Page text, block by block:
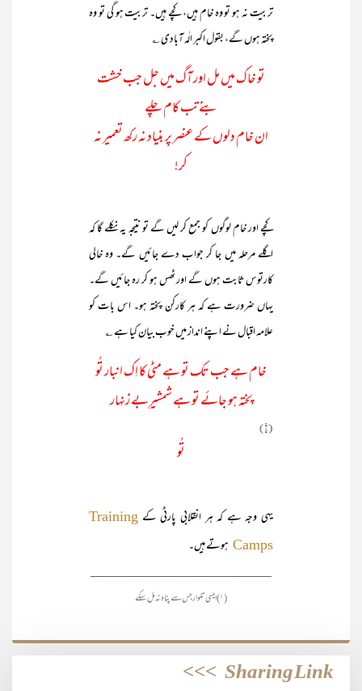
تربیت نہ ہو تو وہ خام ہیں، کچے ہیں۔ تربیت ہو گی تو وہ
پختہ ہوں گے، بقول اکبر الٰہ آبادی ؎
تو خاک میں مل اور آگ میں جل جب خشت
بنے تب کام چلے
ان خام دلوں کے عنصر پر بنیاد نہ رکھ تعمیر نہ
کر!
کچے اور خام لوگوں کو جمع کر لیں گے تو نتیجہ یہ نکلے گا کہ
اگلے مرحلہ میں جا کر جواب دے جائیں گے۔ وہ خالی
کارتوس ثابت ہوں گے اور ٹھس ہو کر رہ جائیں گے۔
یہاں ضرورت ہے کہ ہر کارکن پختہ ہو۔ اس بات کو
علامہ اقبال نے اپنے انداز میں خوب بیان کیا ہے ؎
خام ہے جب تک تو ہے مٹی کا اِک انبار تُو
پختہ ہو جائے تو ہے شمشیرِبے زنہار
(۱)
تُو
یہی وجہ ہے کہ ہر انقلابی پارٹی کے Training
Camps ہوتے ہیں۔
____________________________
(۱) ایسی تلوار جس سے پناہ نہ مل سکے
Sharing Link
>>>